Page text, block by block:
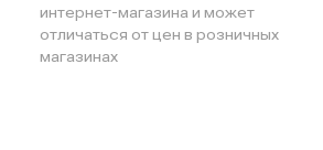
интернет-магазина и может
отличаться от цен в розничных
магазинах